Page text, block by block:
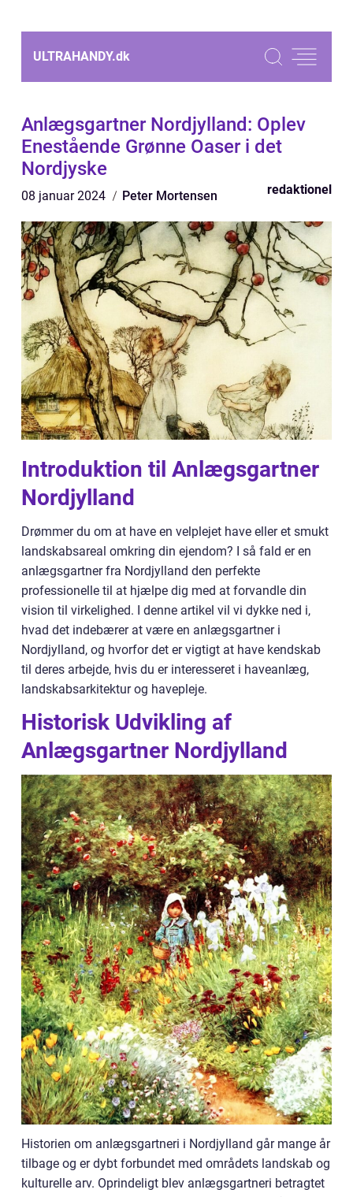
ULTRAHANDY.dk
Anlægsgartner Nordjylland: Oplev
Enestående Grønne Oaser i det
Nordjyske
08 januar 2024 Peter Mortensen redaktionel
Introduktion til Anlægsgartner
Nordjylland
Drømmer du om at have en velplejet have eller et smukt
landskabsareal omkring din ejendom? I så fald er en
anlægsgartner fra Nordjylland den perfekte
professionelle til at hjælpe dig med at forvandle din
vision til virkelighed. I denne artikel vil vi dykke ned i,
hvad det indebærer at være en anlægsgartner i
Nordjylland, og hvorfor det er vigtigt at have kendskab
til deres arbejde, hvis du er interesseret i haveanlæg,
landskabsarkitektur og havepleje.
Historisk Udvikling af
Anlægsgartner Nordjylland
Historien om anlægsgartneri i Nordjylland går mange år
tilbage og er dybt forbundet med områdets landskab og
kulturelle arv. Oprindeligt blev anlægsgartneri betragtet